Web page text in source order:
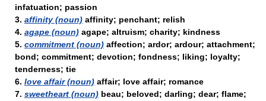
infatuation; passion
3. affinity (noun) affinity; penchant; relish
4. agape (noun) agape; altruism; charity; kindness
5. commitment (noun) affection; ardor; ardour; attachment;
bond; commitment; devotion; fondness; liking; loyalty;
tenderness; tie
6. love affair (noun) affair; love affair; romance
7. sweetheart (noun) beau; beloved; darling; dear; flame;